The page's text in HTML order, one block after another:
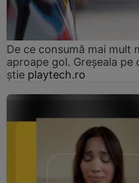
De ce consumă mai mult
aproape gol. Greșeala
știe playtech.ro